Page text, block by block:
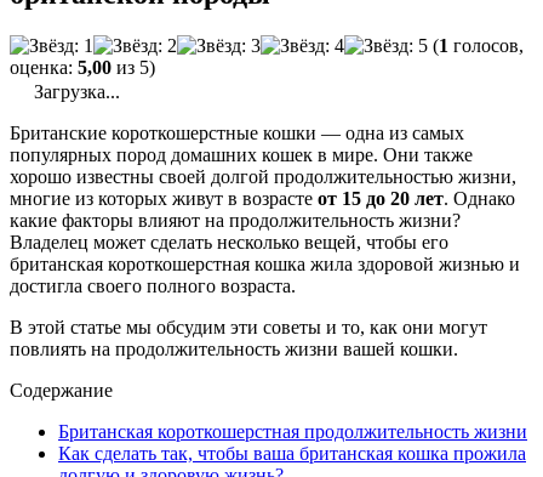
(1 голосов,
оценка: 5,00 из 5)
Загрузка...
Британские короткошерстные кошки — одна из самых
популярных пород домашних кошек в мире. Они также
хорошо известны своей долгой продолжительностью жизни,
многие из которых живут в возрасте от 15 до 20 лет. Однако
какие факторы влияют на продолжительность жизни?
Владелец может сделать несколько вещей, чтобы его
британская короткошерстная кошка жила здоровой жизнью и
достигла своего полного возраста.
В этой статье мы обсудим эти советы и то, как они могут
повлиять на продолжительность жизни вашей кошки.
Содержание
Британская короткошерстная продолжительность жизни
Как сделать так, чтобы ваша британская кошка прожила